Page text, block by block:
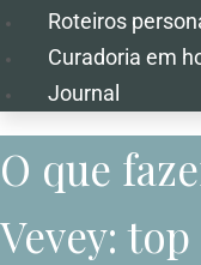
Roteiros
Curadoria em
Journal
O que
Vevey: